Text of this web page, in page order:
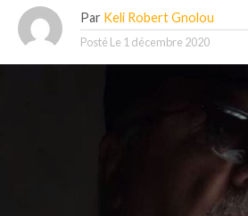
Par Keli Robert Gnolou
Posté Le 1 décembre 2020